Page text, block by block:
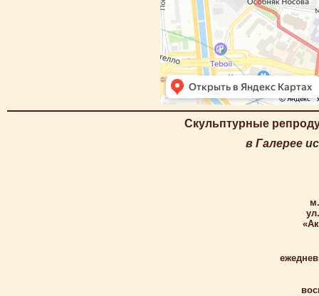
Скульптурные
в Галерее